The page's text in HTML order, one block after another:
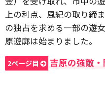
上の利点、風紀の取り締
の独占を求める一部の遊
原遊廓は始まりました。
2ページ目 吉原の強敵・